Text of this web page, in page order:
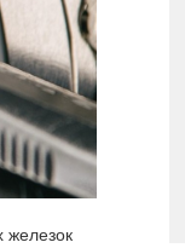
железок